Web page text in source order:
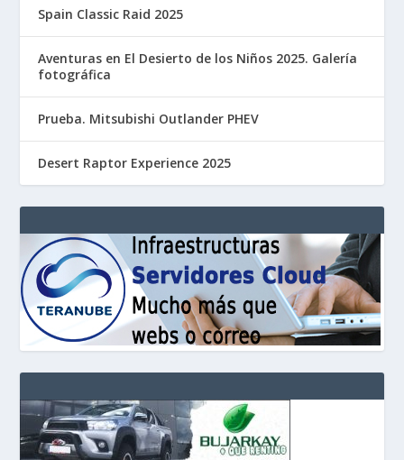
Spain Classic Raid 2025
Aventuras en El Desierto de los Niños 2025. Galería
fotográfica
Prueba. Mitsubishi Outlander PHEV
Desert Raptor Experience 2025